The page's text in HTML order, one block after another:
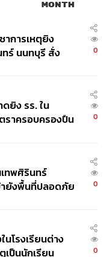
MONTH
การเหตุยิง
ทร์ นนทบุรี สั่ง
0
ยิง รร. ใน
ราครอบครองปืน
0
ทพศิรินทร์
ยังพื้นที่ปลอดภัย
0
โรงเรียนต่าง
เป็นนักเรียน
0